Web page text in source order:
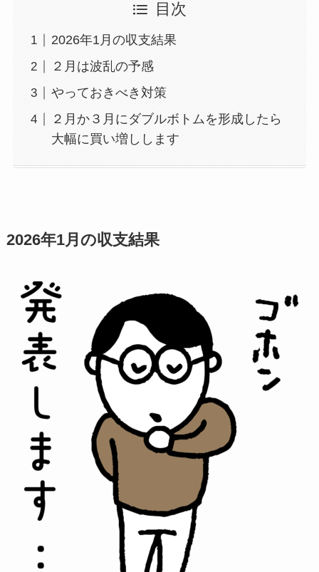
目次
2026年1月の収支結果
２月は波乱の予感
やっておきべき対策
２月か３月にダブルボトムを形成したら
大幅に買い増しします
2026年1月の収支結果